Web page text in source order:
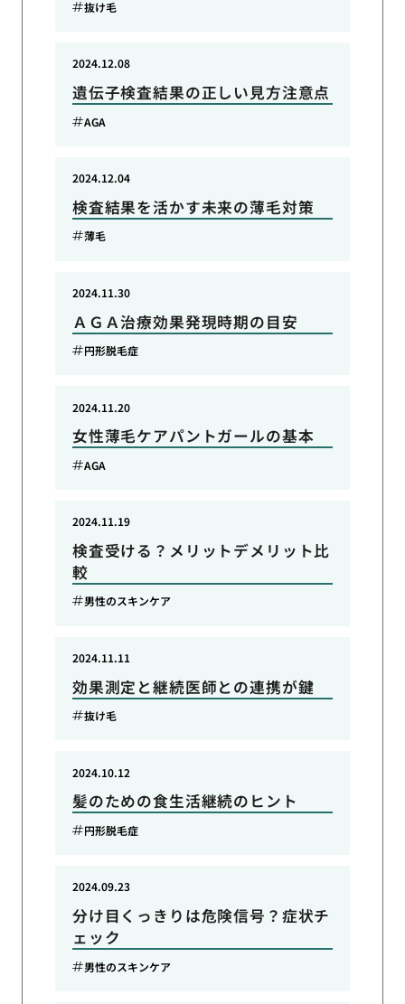
抜け毛
遺伝子検査結果の正しい見方注意点
2024.12.08
AGA
検査結果を活かす未来の薄毛対策
2024.12.04
薄毛
ＡＧＡ治療効果発現時期の目安
2024.11.30
円形脱毛症
女性薄毛ケアパントガールの基本
2024.11.20
AGA
検査受ける？メリットデメリット比
較
2024.11.19
男性のスキンケア
効果測定と継続医師との連携が鍵
2024.11.11
抜け毛
髪のための食生活継続のヒント
2024.10.12
円形脱毛症
分け目くっきりは危険信号？症状チ
ェック
2024.09.23
男性のスキンケア